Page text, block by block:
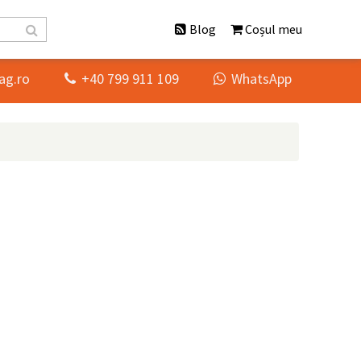
Blog Coșul meu
 +40 799 911 109  WhatsApp